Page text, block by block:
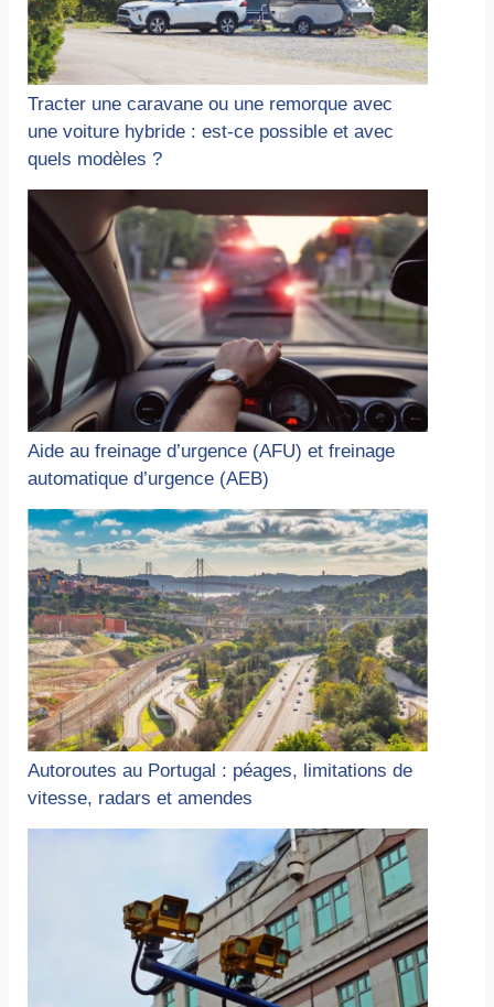
Tracter une caravane ou une remorque avec
une voiture hybride : est-ce possible et avec
quels modèles ?
Aide au freinage d’urgence (AFU) et freinage
automatique d’urgence (AEB)
Autoroutes au Portugal : péages, limitations de
vitesse, radars et amendes